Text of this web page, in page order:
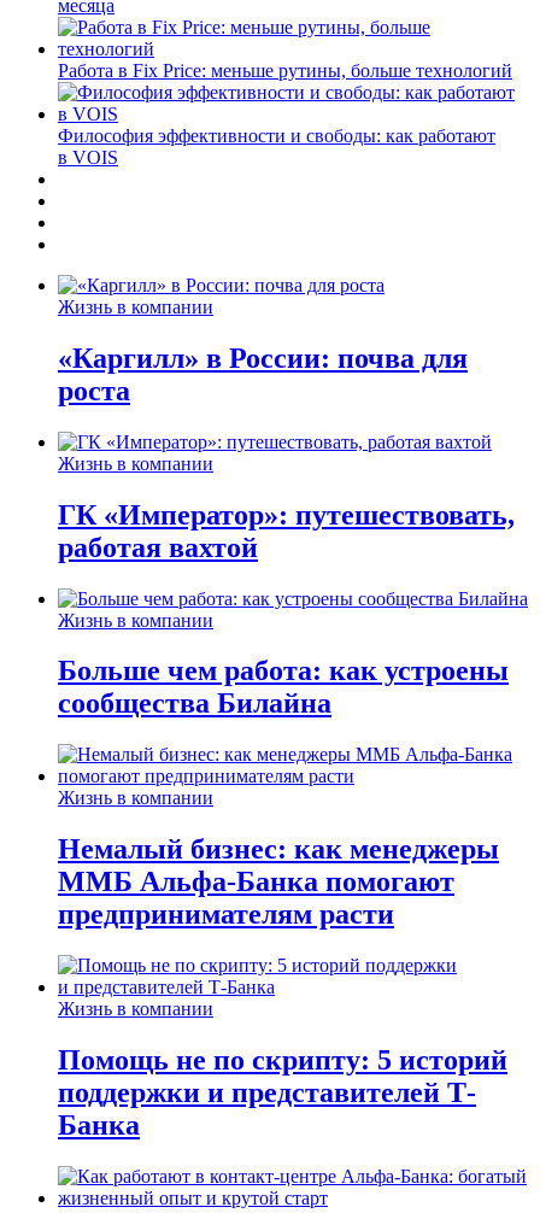
месяца
Работа в Fix Price: меньше рутины, больше технологий
Философия эффективности и свободы: как работают
в VOIS
Жизнь в компании
«Каргилл» в России: почва для
роста
Жизнь в компании
ГК «Император»: путешествовать,
работая вахтой
Жизнь в компании
Больше чем работа: как устроены
сообщества Билайна
Жизнь в компании
Немалый бизнес: как менеджеры
ММБ Альфа-Банка помогают
предпринимателям расти
Жизнь в компании
Помощь не по скрипту: 5 историй
поддержки и представителей Т-
Банка